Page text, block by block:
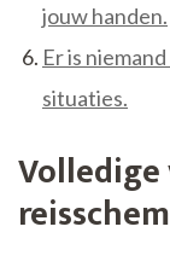
jouw handen.
Er is
situaties.